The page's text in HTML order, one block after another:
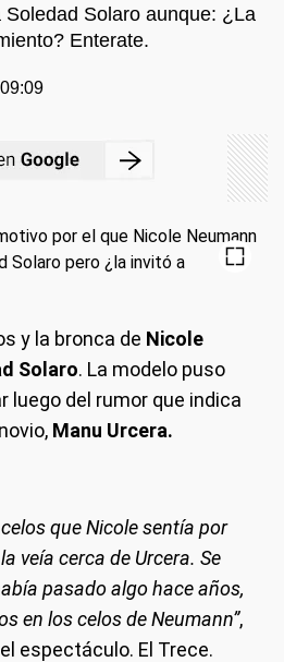
Solaro aunque: ¿La
Enterate.
y la bronca de Nicole
Solaro. La modelo puso
luego del rumor que indica
Manu Urcera.
que Nicole sentía por
veía cerca de Urcera. Se
pasado algo hace años,
en los celos de Neumann”,
espectáculo. El Trece.